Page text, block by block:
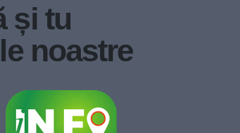
și tu
noastre